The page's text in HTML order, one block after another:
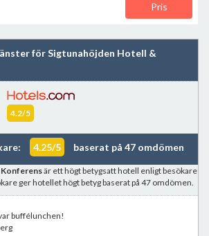
Pris
för Sigtunahöjden Hotell &
4.2/5
4.25/5 baserat på 47 omdömen
är ett högt betygsatt hotell enligt besökare
ger hotellet högt betyg baserat på 47 omdömen.
buffélunchen!